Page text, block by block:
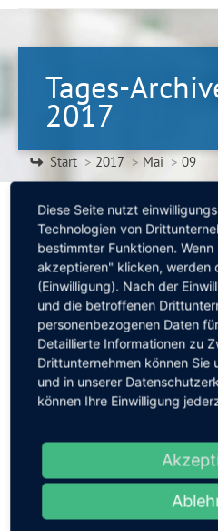
Tages-
2017
Sie befinden sich hier:
Start 2017 Mai 09
Kurzsichtigkeit durch
Allgemein VonAnnette
09. Mai 2017
Smartphones sind unsere
Alltag. Augenärzte warnen
Diese Seite nutzt
Technologien von
bestimmter Funktionen.
akzeptieren" klicken, werden
(Einwilligung). Nach der
und die betroffenen
personenbezogenen Daten
Detaillierte Informationen zu
Drittunternehmen können Sie
und in unserer
können Ihre Einwilligung